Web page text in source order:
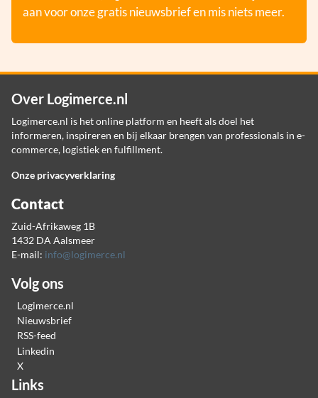
aan voor onze gratis nieuwsbrief en mis niets meer.
Over Logimerce.nl
Logimerce.nl is het online platform en heeft als doel het
informeren, inspireren en bij elkaar brengen van professionals in e-
commerce, logistiek en fulfillment.
Onze privacyverklaring
Contact
Zuid-Afrikaweg 1B
1432 DA Aalsmeer
E-mail: info@logimerce.nl
Volg ons
Logimerce.nl
Nieuwsbrief
RSS-feed
Linkedin
X
Links